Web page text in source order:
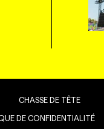
CHASSE DE TÊTE
DE CONFIDENTIALITÉ